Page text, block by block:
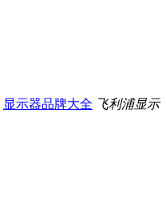
显示器品牌大全 飞利浦显示